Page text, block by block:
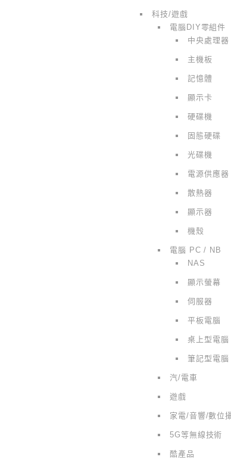
科技/遊戲
電腦DIY零組件
中央處理器
主機板
記憶體
顯示卡
硬碟機
固態硬碟
光碟機
電源供應器
散熱器
顯示器
機殼
電腦 PC / NB
NAS
顯示螢幕
伺服器
平板電腦
桌上型電腦
筆記型電腦
汽/電車
遊戲
家電/音響/數位
5G等無線技術
酷產品